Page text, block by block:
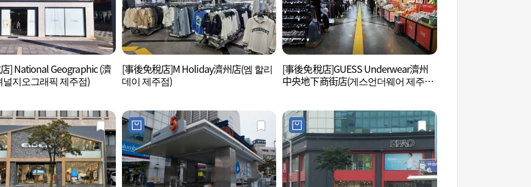
] National Geographic (濟
널지오그래픽 제주점)
[事後免稅店]M Holiday濟州店(엠 할리
데이 제주점)
[事後免稅店]GUESS Underwear濟州
中央地下商街店(게스언더웨어 제주중